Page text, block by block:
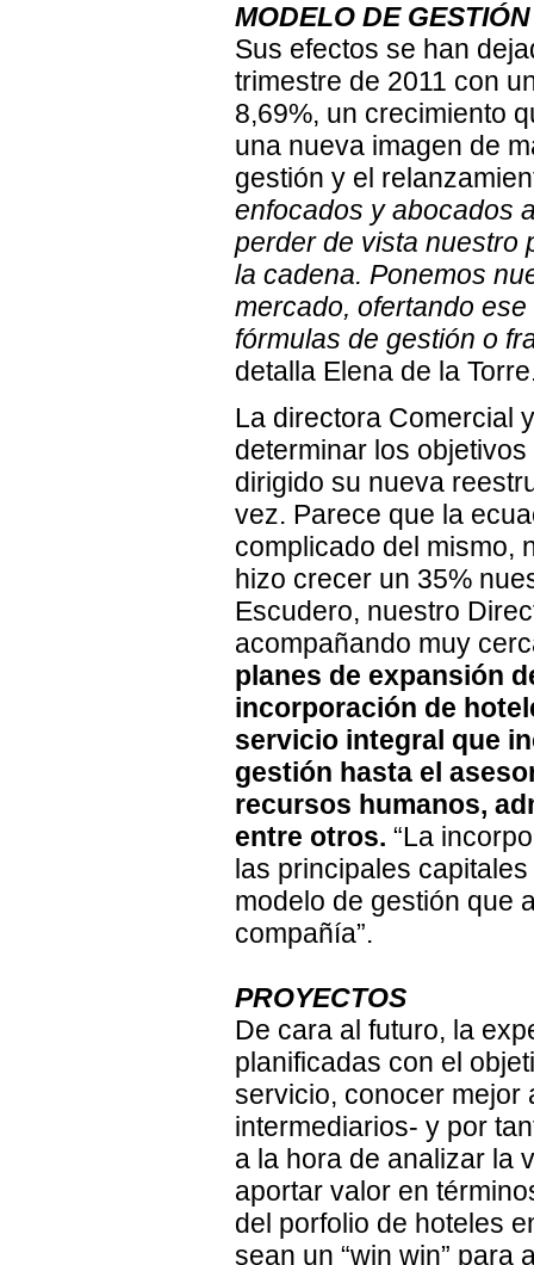
MODELO DE
Sus efectos se han
trimestre de 2011 con
8,69%, un crecimiento
una nueva imagen de
gestión y el
enfocados y abocados
perder de vista nuestro
la cadena. Ponemos
mercado, ofertando
fórmulas de gestión o
detalla Elena de la
La directora Comercial
determinar los
dirigido su nueva
vez. Parece que la
complicado del mismo,
hizo crecer un 35%
Escudero, nuestro
acompañando muy
planes de expansión
incorporación de
servicio integral que
gestión hasta el
recursos humanos,
entre otros. “La
las principales
modelo de gestión que
compañía”.
PROYECTOS
De cara al futuro, la
planificadas con el
servicio, conocer mejor
intermediarios- y por
a la hora de analizar la
aportar valor en
del porfolio de hoteles
sean un “win win” para